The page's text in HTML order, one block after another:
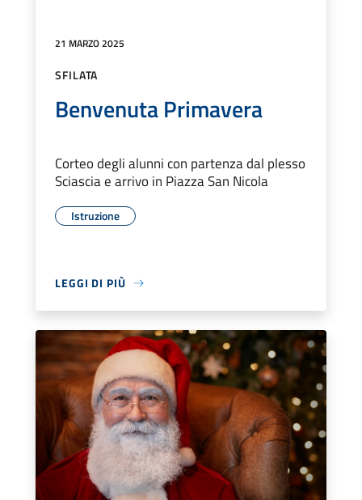
21 MARZO 2025
SFILATA
Benvenuta Primavera
Corteo degli alunni con partenza dal plesso
Sciascia e arrivo in Piazza San Nicola
Istruzione
LEGGI DI PIÙ